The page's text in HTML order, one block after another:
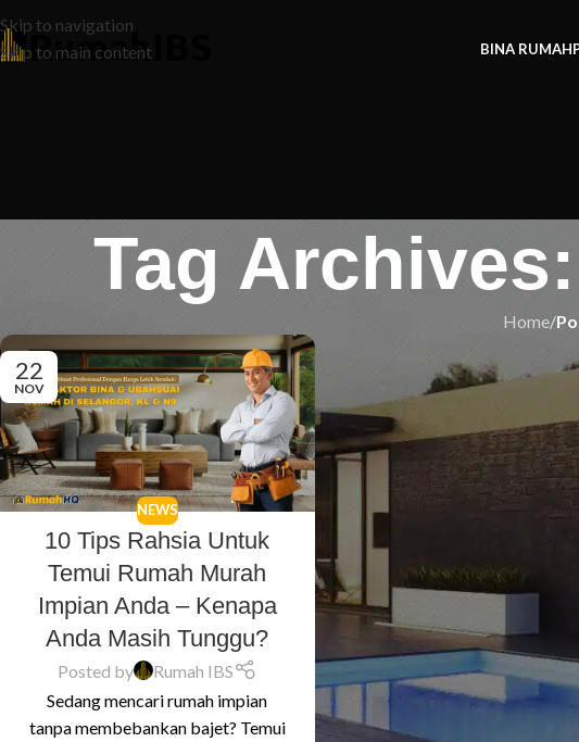
Skip to navigation
Skip to main content
BINA RUMAH
Tag
Home/
22
NOV
NEWS
10 Tips Rahsia Untuk
Temui Rumah Murah
Impian Anda – Kenapa
Anda Masih Tunggu?
Posted by
Rumah IBS
Sedang mencari rumah impian
tanpa membebankan bajet? Temui